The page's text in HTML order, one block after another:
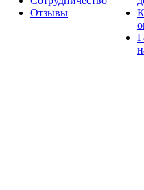
Отзывы